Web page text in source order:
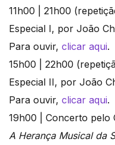
11h00 | 21h00
Especial I, por João
Para ouvir, clicar aqui.
15h00 | 22h00
Especial II, por João
Para ouvir, clicar aqui.
19h00 | Concerto pelo
A Herança Musical da